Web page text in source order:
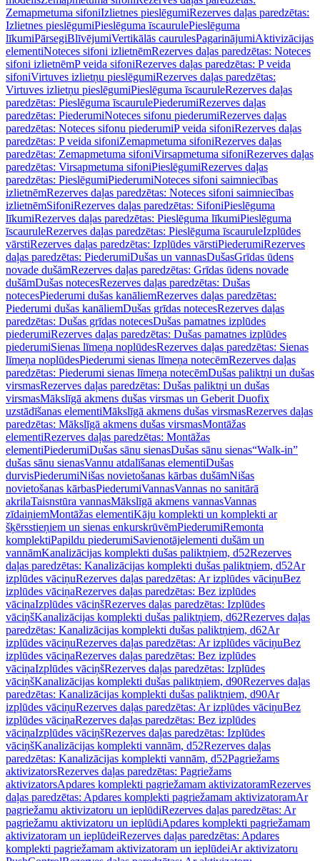
Zemapmetuma sifoniIzlietnes pieslēgumiRezerves daļas paredzētas:
Izlietnes pieslēgumiPieslēguma īscaurulePieslēguma
līkumiPārsegiBlīvējumiVertikālās caurulesPagarinājumiAktivizācijas
elementiNoteces sifoni izlietnēmRezerves daļas paredzētas: Noteces
sifoni izlietnēmP veida sifoniRezerves daļas paredzētas: P veida
sifoniVirtuves izlietņu pieslēgumiRezerves daļas paredzētas:
Virtuves izlietņu pieslēgumiPieslēguma īscauruleRezerves daļas
paredzētas: Pieslēguma īscaurulePiederumiRezerves daļas
paredzētas: PiederumiNoteces sifonu piederumiRezerves daļas
paredzētas: Noteces sifonu piederumiP veida sifoniRezerves daļas
paredzētas: P veida sifoniZemapmetuma sifoniRezerves daļas
paredzētas: Zemapmetuma sifoniVirsapmetuma sifoniRezerves daļas
paredzētas: Virsapmetuma sifoniPieslēgumiRezerves daļas
paredzētas: PieslēgumiPiederumiNoteces sifoni saimniecības
izlietnēmRezerves daļas paredzētas: Noteces sifoni saimniecības
izlietnēmSifoniRezerves daļas paredzētas: SifoniPieslēguma
līkumiRezerves daļas paredzētas: Pieslēguma līkumiPieslēguma
īscauruleRezerves daļas paredzētas: Pieslēguma īscauruleIzplūdes
vārstiRezerves daļas paredzētas: Izplūdes vārstiPiederumiRezerves
daļas paredzētas: PiederumiDušas un vannasDušasGrīdas ūdens
novade dušāmRezerves daļas paredzētas: Grīdas ūdens novade
dušāmDušas notecesRezerves daļas paredzētas: Dušas
notecesPiederumi dušas kanāliemRezerves daļas paredzētas:
Piederumi dušas kanāliemDušas grīdas notecesRezerves daļas
paredzētas: Dušas grīdas notecesDušas pamatnes izplūdes
piederumiRezerves daļas paredzētas: Dušas pamatnes izplūdes
piederumiSienas līmeņa noplūdesRezerves daļas paredzētas: Sienas
līmeņa noplūdesPiederumi sienas līmeņa notecēmRezerves daļas
paredzētas: Piederumi sienas līmeņa notecēmDušas paliktņi un dušas
virsmasRezerves daļas paredzētas: Dušas paliktņi un dušas
virsmasMākslīgā akmens dušas virsmas un Geberit Duofix
uzstādīšanas elementiMākslīgā akmens dušas virsmasRezerves daļas
paredzētas: Mākslīgā akmens dušas virsmasMontāžas
elementiRezerves daļas paredzētas: Montāžas
elementiPiederumiDušas sānu sienasDušas sānu sienas“Walk-in”
dušas sānu sienasVannu atdalīšanas elementiDušas
durvisPiederumiNišas novietošanas kārbas dušāmNišas
novietošanas kārbasPiederumiVannasVannas no sanitārā
akrilaTaisnstūra vannasMākslīgā akmens vannasVannas
zīdaiņiemMontāžas elementiKāju komplekti un komplekti ar
šķērsstieņiem un sienas enkurskrūvēmPiederumiRemonta
komplektiPapildu piederumiSavienotājelementi dušām un
vannāmKanalizācijas komplekti dušas paliktņiem, d52Rezerves
daļas paredzētas: Kanalizācijas komplekti dušas paliktņiem, d52Ar
izplūdes vāciņuRezerves daļas paredzētas: Ar izplūdes vāciņuBez
izplūdes vāciņaRezerves daļas paredzētas: Bez izplūdes
vāciņaIzplūdes vāciņšRezerves daļas paredzētas: Izplūdes
vāciņšKanalizācijas komplekti dušas paliktņiem, d62Rezerves daļas
paredzētas: Kanalizācijas komplekti dušas paliktņiem, d62Ar
izplūdes vāciņuRezerves daļas paredzētas: Ar izplūdes vāciņuBez
izplūdes vāciņaRezerves daļas paredzētas: Bez izplūdes
vāciņaIzplūdes vāciņšRezerves daļas paredzētas: Izplūdes
vāciņšKanalizācijas komplekti dušas paliktņiem, d90Rezerves daļas
paredzētas: Kanalizācijas komplekti dušas paliktņiem, d90Ar
izplūdes vāciņuRezerves daļas paredzētas: Ar izplūdes vāciņuBez
izplūdes vāciņaRezerves daļas paredzētas: Bez izplūdes
vāciņaIzplūdes vāciņšRezerves daļas paredzētas: Izplūdes
vāciņšKanalizācijas komplekti vannām, d52Rezerves daļas
paredzētas: Kanalizācijas komplekti vannām, d52Pagriežams
aktivizatorsRezerves daļas paredzētas: Pagriežams
aktivizatorsApdares komplekti pagriežamam aktivizatoramRezerves
daļas paredzētas: Apdares komplekti pagriežamam aktivizatoramAr
pagriežamu aktivizatoru un ieplūdiRezerves daļas paredzētas: Ar
pagriežamu aktivizatoru un ieplūdiApdares komplekti pagriežamam
aktivizatoram un ieplūdeiRezerves daļas paredzētas: Apdares
komplekti pagriežamam aktivizatoram un ieplūdeiAr aktivizatoru